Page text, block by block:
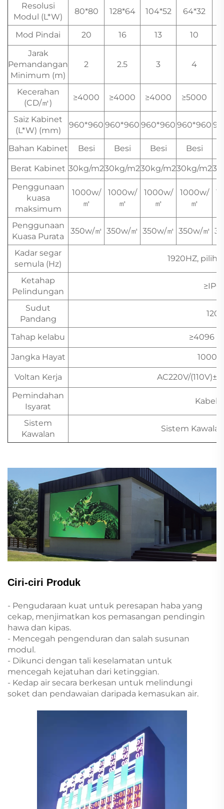
Resolusi
Modul (L*W)
80*80 128*64 104*52 64*32
Mod Pindai 20 16 13
10
Jarak
Pemandangan
Minimum (m)
2 2.5 3 4
Kecerahan
(CD/㎡)
≥4000 ≥4000 ≥4000 ≥5000
Saiz Kabinet
(L*W) (mm)
960*960 960*960 960*960 960*960
Bahan Kabinet Besi Besi Besi Besi
Berat Kabinet 30kg/m230kg/m230kg/m230kg/m2
Penggunaan
kuasa
maksimum
1000w/
㎡
1000w/
㎡
1000w/
㎡
1000w/
㎡
Penggunaan
Kuasa Purata
350w/㎡ 350w/㎡ 350w/㎡ 350w/㎡
Kadar segar
semula (Hz)
1920HZ,
Ketahap
Pelindungan
Sudut
Pandang
120°
Tahap kelabu ≥4096
Jangka Hayat
Voltan Kerja
AC220V/
Pemindahan
Isyarat
Kabel
Sistem
Kawalan
Sistem
Ciri-ciri Produk
- Pengudaraan kuat untuk peresapan haba yang
cekap, menjimatkan kos pemasangan pendingin
hawa dan kipas.
- Mencegah pengenduran dan salah susunan
modul.
- Dikunci dengan tali keselamatan untuk
mencegah kejatuhan dari ketinggian.
- Kedap air secara berkesan untuk melindungi
soket dan pendawaian daripada kemasukan air.